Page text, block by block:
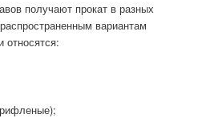
получают прокат в разных
вариантам
относятся: